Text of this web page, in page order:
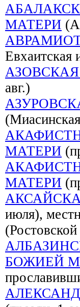
МАТЕРИ
Евхаитская
авг.)
МАТЕРИ
МАТЕРИ
июля),
БОЖИЕЙ